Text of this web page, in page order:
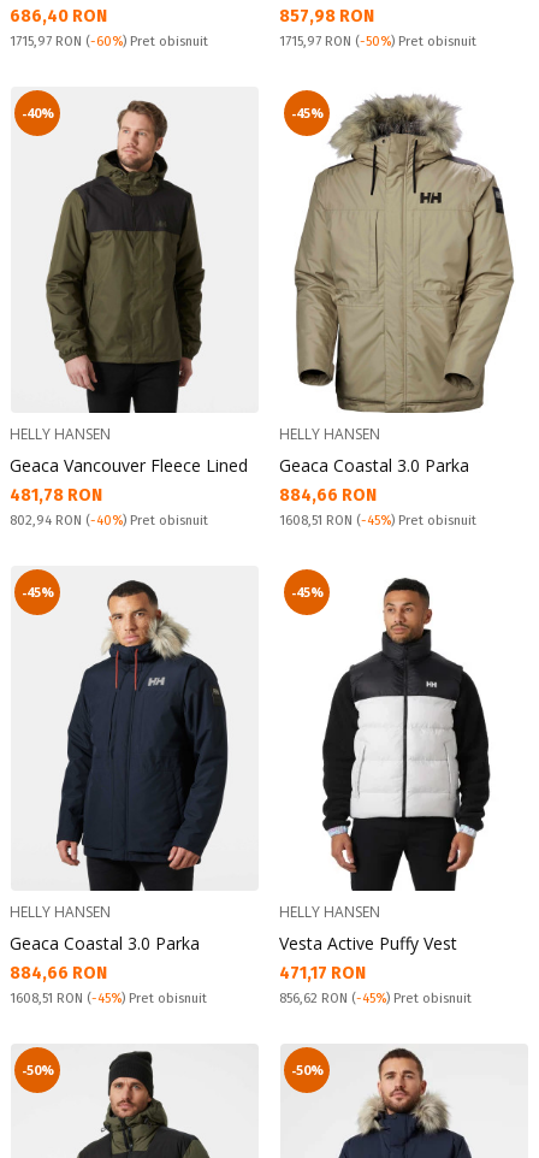
Текуща цена:
686,40 RON
Pret obisnuit:
1715,97 RON (-60%) Pret obisnuit
Текуща цена:
857,98 RON
Pret obisnuit:
1715,97 RON (-50%) Pret obisnuit
-40%
HELLY HANSEN
Geaca Vancouver Fleece Lined
Текуща цена:
481,78 RON
Pret obisnuit:
802,94 RON (-40%) Pret obisnuit
-45%
HELLY HANSEN
Geaca Coastal 3.0 Parka
Текуща цена:
884,66 RON
Pret obisnuit:
1608,51 RON (-45%) Pret obisnuit
-45%
HELLY HANSEN
Geaca Coastal 3.0 Parka
Текуща цена:
884,66 RON
Pret obisnuit:
1608,51 RON (-45%) Pret obisnuit
-45%
HELLY HANSEN
Vesta Active Puffy Vest
Текуща цена:
471,17 RON
Pret obisnuit:
856,62 RON (-45%) Pret obisnuit
-50% -50%